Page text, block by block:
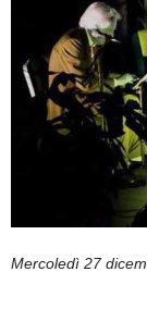
Mercoledì 27